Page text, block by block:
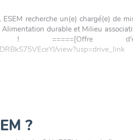
recherche un(e) chargé(e) de
durable et Milieu
?